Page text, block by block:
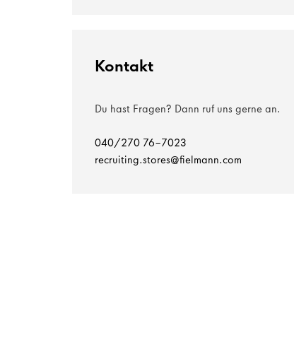
Kontakt
Du hast Fragen? Dann ruf uns gerne an.
040/270 76-7023
recruiting.stores@fielmann.com